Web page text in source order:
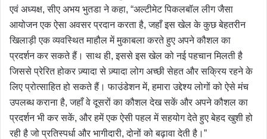
एवं अध्यक्ष, सीए अभय भुतडा ने कहा, “अल्टीमेट पिकलबॉल लीग जैसा
आयोजन एक ऐसा अवसर प्रदान करता है, जहाँ इस खेल के कुछ बेहतरीन
खिलाड़ी एक व्यवस्थित माहौल में मुकाबला करते हुए अपने कौशल का
प्रदर्शन कर सकते हैं। साथ ही, इससे इस खेल को नई पहचान मिलती है
जिससे प्रेरित होकर ज़्यादा से ज़्यादा लोग अच्छी सेहत और सक्रिय रहने के
लिए प्रोत्साहित हो सकते हैं। फाउंडेशन में, हमारा उद्देश्य लोगों को ऐसे मंच
उपलब्ध कराना है, जहाँ वे दूसरों का कौशल देख सकें और अपने कौशल का
प्रदर्शन भी कर सकें, और हमें एक ऐसी पहल में सहयोग देते हुए बेहद खुशी हो
रही है जो प्रतिस्पर्धा और भागीदारी, दोनों को बढ़ावा देती है।”